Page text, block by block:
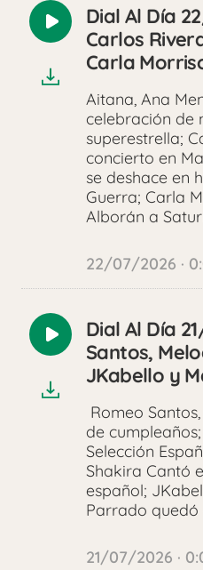
Reproducir
audio
Dial Al Día
Carlos
Carla
Aitana, Ana
celebración de
superestrella;
concierto en
se deshace en
Guerra; Carla
Alborán a
22/07/2026 ·
Reproducir
audio
Dial Al Día
Santos,
JKabello y
Romeo
de
Selección
Shakira Cantó
español;
Parrado quedó
21/07/2026 ·